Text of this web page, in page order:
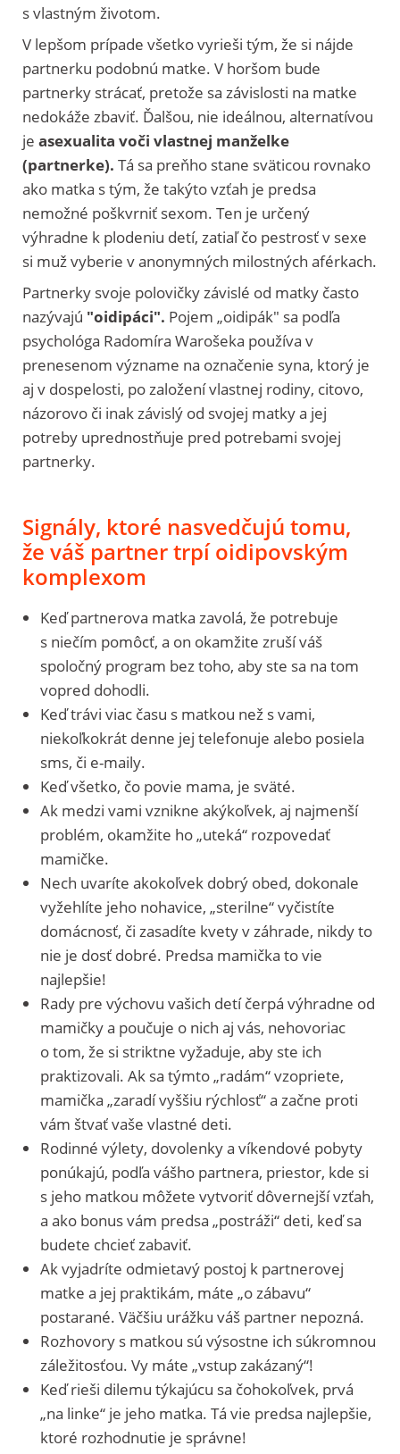
s vlastným životom.
V lepšom prípade všetko vyrieši tým, že si nájde
partnerku podobnú matke. V horšom bude
partnerky strácať, pretože sa závislosti na matke
nedokáže zbaviť. Ďalšou, nie ideálnou, alternatívou
je asexualita voči vlastnej manželke
(partnerke). Tá sa preňho stane sväticou rovnako
ako matka s tým, že takýto vzťah je predsa
nemožné poškvrniť sexom. Ten je určený
výhradne k plodeniu detí, zatiaľ čo pestrosť v sexe
si muž vyberie v anonymných milostných aférkach.
Partnerky svoje polovičky závislé od matky často
nazývajú "oidipáci". Pojem „oidipák" sa podľa
psychológa Radomíra Warošeka používa v
prenesenom význame na označenie syna, ktorý je
aj v dospelosti, po založení vlastnej rodiny, citovo,
názorovo či inak závislý od svojej matky a jej
potreby uprednostňuje pred potrebami svojej
partnerky.
Signály, ktoré nasvedčujú tomu,
že váš partner trpí oidipovským
komplexom
Keď partnerova matka zavolá, že potrebuje
s niečím pomôcť, a on okamžite zruší váš
spoločný program bez toho, aby ste sa na tom
vopred dohodli.
Keď trávi viac času s matkou než s vami,
niekoľkokrát denne jej telefonuje alebo posiela
sms, či e-maily.
Keď všetko, čo povie mama, je sväté.
Ak medzi vami vznikne akýkoľvek, aj najmenší
problém, okamžite ho „uteká“ rozpovedať
mamičke.
Nech uvaríte akokoľvek dobrý obed, dokonale
vyžehlíte jeho nohavice, „sterilne“ vyčistíte
domácnosť, či zasadíte kvety v záhrade, nikdy to
nie je dosť dobré. Predsa mamička to vie
najlepšie!
Rady pre výchovu vašich detí čerpá výhradne od
mamičky a poučuje o nich aj vás, nehovoriac
o tom, že si striktne vyžaduje, aby ste ich
praktizovali. Ak sa týmto „radám“ vzopriete,
mamička „zaradí vyššiu rýchlosť“ a začne proti
vám štvať vaše vlastné deti.
Rodinné výlety, dovolenky a víkendové pobyty
ponúkajú, podľa vášho partnera, priestor, kde si
s jeho matkou môžete vytvoriť dôvernejší vzťah,
a ako bonus vám predsa „postráži“ deti, keď sa
budete chcieť zabaviť.
Ak vyjadríte odmietavý postoj k partnerovej
matke a jej praktikám, máte „o zábavu“
postarané. Väčšiu urážku váš partner nepozná.
Rozhovory s matkou sú výsostne ich súkromnou
záležitosťou. Vy máte „vstup zakázaný“!
Keď rieši dilemu týkajúcu sa čohokoľvek, prvá
„na linke“ je jeho matka. Tá vie predsa najlepšie,
ktoré rozhodnutie je správne!